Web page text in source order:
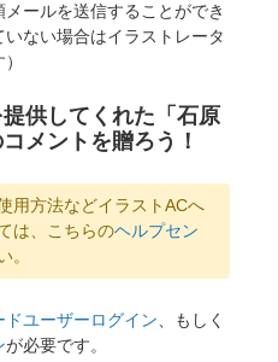
ールを送信することができ
ない場合はイラストレータ
供してくれた「石原
メントを贈ろう！
用方法などイラストACへ
は、こちらのヘルプセン
。
ドユーザーログイン、もしく
が必要です。